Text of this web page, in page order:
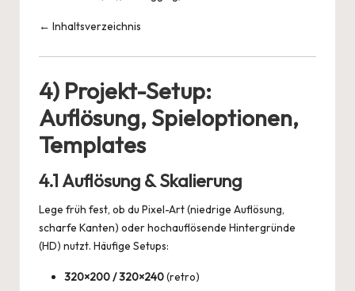
← Inhaltsverzeichnis
4) Projekt-Setup:
Auflösung, Spieloptionen,
Templates
4.1 Auflösung & Skalierung
Lege früh fest, ob du Pixel-Art (niedrige Auflösung,
scharfe Kanten) oder hochauflösende Hintergründe
(HD) nutzt. Häufige Setups:
320×200 / 320×240(retro)